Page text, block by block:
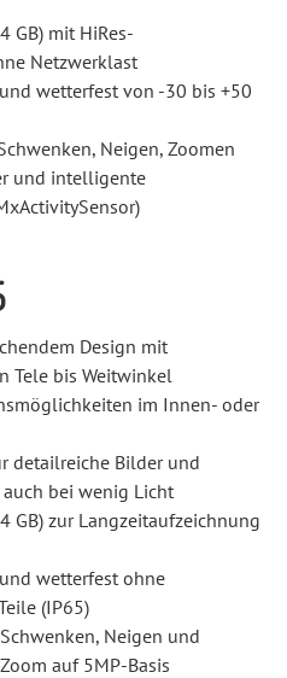
GB) mit HiRes-
Netzwerklast
wetterfest von -30 bis +50
Neigen, Zoomen
und intelligente
Design mit
Tele bis Weitwinkel
im Innen- oder
detailreiche Bilder und
bei wenig Licht
GB) zur Langzeitaufzeichnung
wetterfest ohne
(IP65)
Neigen und
auf 5MP-Basis